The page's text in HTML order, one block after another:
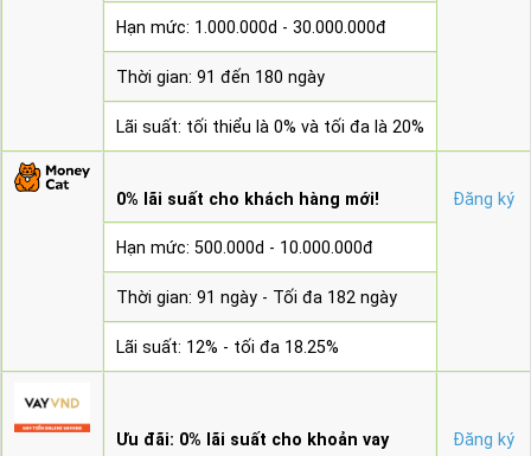
Hạn mức: 1.000.000d - 30.000.000đ
Thời gian: 91 đến 180 ngày
Lãi suất: tối thiểu là 0% và tối đa là 20%
0% lãi suất cho khách hàng mới! Đăng ký
Hạn mức: 500.000d - 10.000.000đ
Thời gian: 91 ngày - Tối đa 182 ngày
Lãi suất: 12% - tối đa 18.25%
Ưu đãi: 0% lãi suất cho khoản vay
Đăng ký